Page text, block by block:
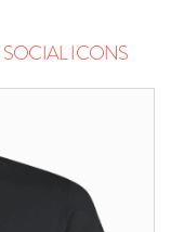
SOCIAL ICONS